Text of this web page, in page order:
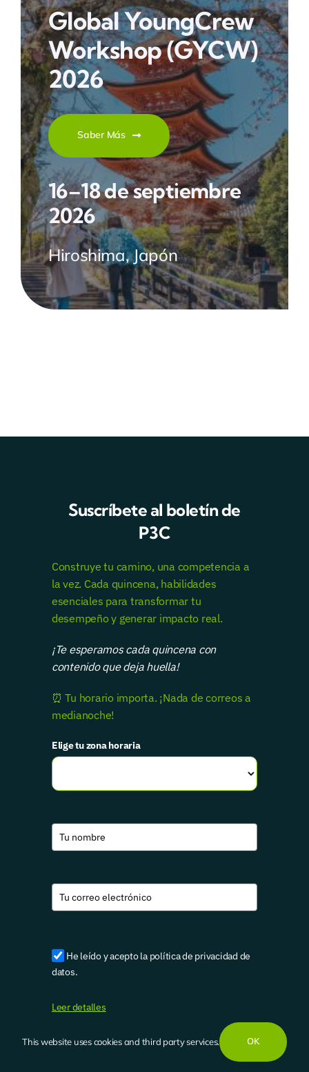
Global YoungCrew
Workshop(GYCW)
2026
Saber Más
16–18 de septiembre
2026
Hiroshima, Japón
Suscríbete al boletín de
P3C
Construye tu camino, una competencia a
la vez. Cada quincena, habilidades
esenciales para transformar tu
desempeño y generar impacto real.
¡Te esperamos cada quincena con
contenido que deja huella!
⏰ Tu horario importa. ¡Nada de correos a
medianoche!
Elige tu zona horaria
He leído y acepto la política de privacidad de
datos.
Leer detalles
This website uses cookies and third party services. OK